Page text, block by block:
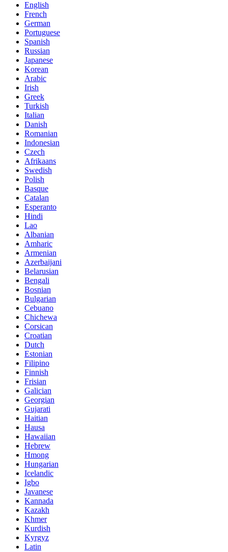
English
French
German
Portuguese
Spanish
Russian
Japanese
Korean
Arabic
Irish
Greek
Turkish
Italian
Danish
Romanian
Indonesian
Czech
Afrikaans
Swedish
Polish
Basque
Catalan
Esperanto
Hindi
Lao
Albanian
Amharic
Armenian
Azerbaijani
Belarusian
Bengali
Bosnian
Bulgarian
Cebuano
Chichewa
Corsican
Croatian
Dutch
Estonian
Filipino
Finnish
Frisian
Galician
Georgian
Gujarati
Haitian
Hausa
Hawaiian
Hebrew
Hmong
Hungarian
Icelandic
Igbo
Javanese
Kannada
Kazakh
Khmer
Kurdish
Kyrgyz
Latin